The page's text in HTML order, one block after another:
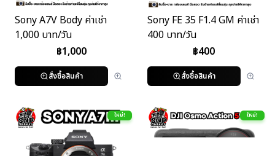
Sony A7V Body ค่าเช่า
1,000 บาท/วัน
฿1,000
สั่งซื้อสินค้า
Sony FE 35 F1.4 GM ค่าเช่า
400 บาท/วัน
฿400
สั่งซื้อสินค้า
ใหม่! ใหม่!